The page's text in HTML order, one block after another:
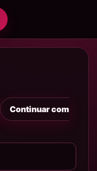
Continuar com